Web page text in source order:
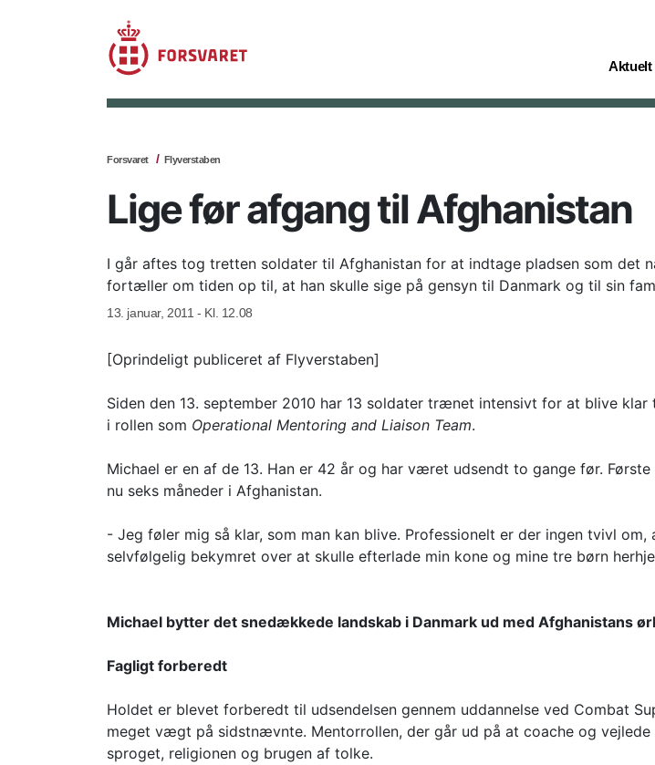
Aktuelt
(current)
Forsvaret Flyverstaben
Lige før afgang til Afghanistan
I går aftes tog tretten soldater til Afghanistan for at indtage pladsen som det
fortæller om tiden op til, at han skulle sige på gensyn til Danmark og til sin
13. januar, 2011 - Kl. 12.08
[Oprindeligt publiceret af Flyverstaben]
Siden den 13. september 2010 har 13 soldater trænet intensivt for at blive
i rollen som Operational Mentoring and Liaison Team.
Michael er en af de 13. Han er 42 år og har været udsendt to gange før.
nu seks måneder i Afghanistan.
- Jeg føler mig så klar, som man kan blive. Professionelt er der ingen tvivl
selvfølgelig bekymret over at skulle efterlade min kone og mine tre børn
Michael bytter det snedækkede landskab i Danmark ud med Afghanistans
Fagligt forberedt
Holdet er blevet forberedt til udsendelsen gennem uddannelse ved Combat
meget vægt på sidstnævnte. Mentorrollen, der går ud på at coache og
sproget, religionen og brugen af tolke.